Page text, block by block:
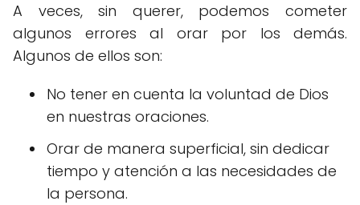
A veces, sin querer, podemos cometer
algunos errores al orar por los demás.
Algunos de ellos son:
No tener en cuenta la voluntad de Dios
en nuestras oraciones.
Orar de manera superficial, sin dedicar
tiempo y atención a las necesidades de
la persona.